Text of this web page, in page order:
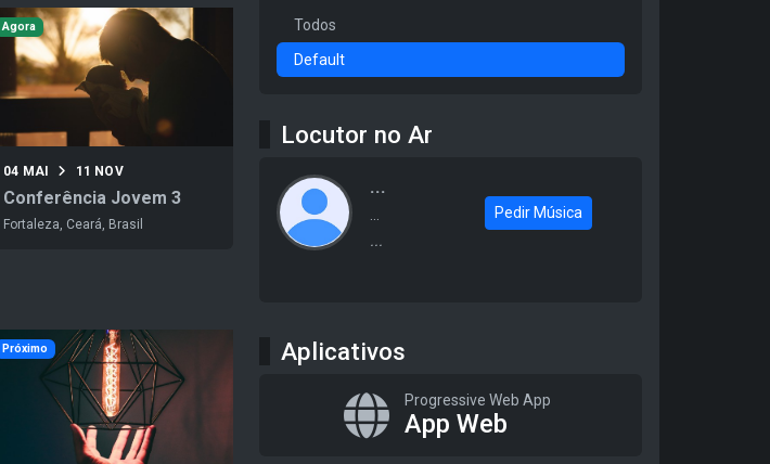
04 MAI 11 NOV
Conferência Jovem 3
Fortaleza, Ceará, Brasil
Agora
Próximo
Todos
Default
Locutor no Ar
...
...
Pedir Música
Aplicativos
Progressive Web App
App Web